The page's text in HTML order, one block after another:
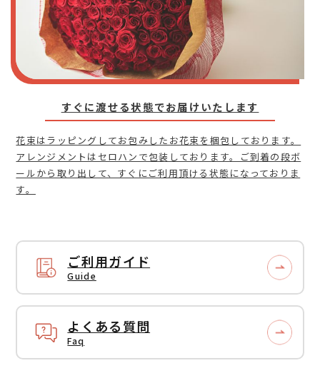
すぐに渡せる状態でお届けいたします
花束はラッピングしてお包みしたお花束を梱包しております。
アレンジメントはセロハンで包装しております。ご到着の段ボ
ールから取り出して、すぐにご利用頂ける状態になっておりま
す。
ご利用ガイド
Guide
よくある質問
Faq